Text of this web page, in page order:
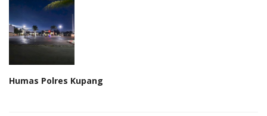
Humas Polres Kupang